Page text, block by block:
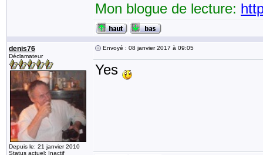
Mon blogue de lecture:
denis76
Déclamateur
Depuis le: 21 janvier 2010
Status actuel: Inactif
Envoyé : 08 janvier 2017 à 09:05
Yes